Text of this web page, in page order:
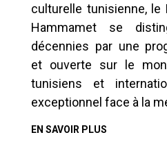
culturelle tunisienne, le
Hammamet se
décennies par une
et ouverte sur le
tunisiens et
exceptionnel face à la
EN SAVOIR PLUS